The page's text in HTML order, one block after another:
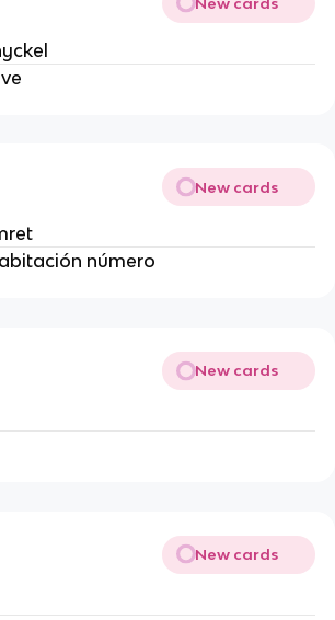
New cards
número
New cards
New cards